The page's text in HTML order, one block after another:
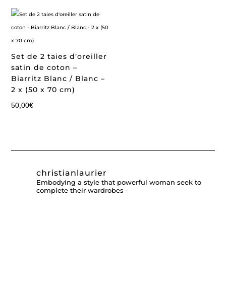
Set de 2 taies d’oreiller
satin de coton –
Biarritz Blanc / Blanc –
2 x (50 x 70 cm)
50,00€
christianlaurier
Embodying a style that powerful woman seek to
complete their wardrobes -